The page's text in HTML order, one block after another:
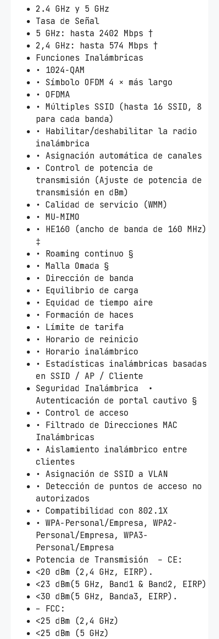
2.4 GHz y 5 GHz
Tasa de Señal
5 GHz: hasta 2402 Mbps †
2,4 GHz: hasta 574 Mbps †
Funciones Inalámbricas
• 1024-QAM
• Símbolo OFDM 4 × más largo
• OFDMA
• Múltiples SSID (hasta 16 SSID, 8
para cada banda)
• Habilitar/deshabilitar la radio
inalámbrica
• Asignación automática de canales
• Control de potencia de
transmisión (Ajuste de potencia de
transmisión en dBm)
• Calidad de servicio (WMM)
• MU-MIMO
• HE160 (ancho de banda de 160 MHz)
‡
• Roaming continuo §
• Malla Omada §
• Dirección de banda
• Equilibrio de carga
• Equidad de tiempo aire
• Formación de haces
• Límite de tarifa
• Horario de reinicio
• Horario inalámbrico
• Estadísticas inalámbricas basadas
en SSID / AP / Cliente
Seguridad Inalámbrica •
Autenticación de portal cautivo §
• Control de acceso
• Filtrado de Direcciones MAC
Inalámbricas
• Aislamiento inalámbrico entre
clientes
• Asignación de SSID a VLAN
• Detección de puntos de acceso no
autorizados
• Compatibilidad con 802.1X
• WPA-Personal/Empresa, WPA2-
Personal/Empresa, WPA3-
Personal/Empresa
Potencia de Transmisión – CE:
<20 dBm (2,4 GHz, EIRP).
<23 dBm(5 GHz, Band1 & Band2, EIRP)
<30 dBm(5 GHz, Banda3, EIRP).
– FCC:
<25 dBm (2,4 GHz)
<25 dBm (5 GHz)